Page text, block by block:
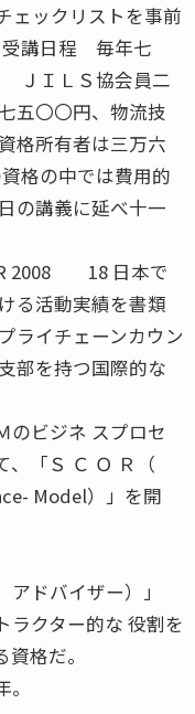
ェックリストを事前
受講日程 毎年七
ＪＩＬＳ協会員二
五〇〇円、物流技
格所有者は三万六
格の中では費用的
の講義に延べ十一
2008 18 日本で
る活動実績を書類
イチェーンカウン
部を持つ国際的な
のビジネ スプロセ
、「Ｓ Ｃ Ｏ Ｒ（
Model）」を開
ドバイザー）」
ラクター的な 役割を
格だ。